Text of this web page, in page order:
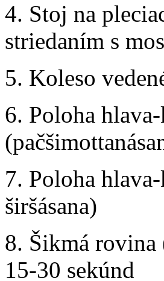
4. Stoj na
striedaním s
5. Koleso
6. Poloha
7. Poloha
širšásana)
8. Šikmá
15-30 sekúnd